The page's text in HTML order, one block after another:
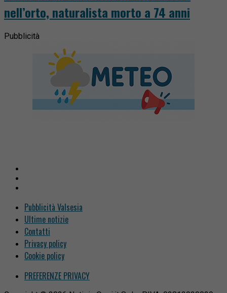
nell’orto, naturalista morto a 74 anni
Pubblicità
Pubblicità Valsesia
Ultime notizie
Contatti
Privacy policy
Cookie policy
PREFERENZE PRIVACY